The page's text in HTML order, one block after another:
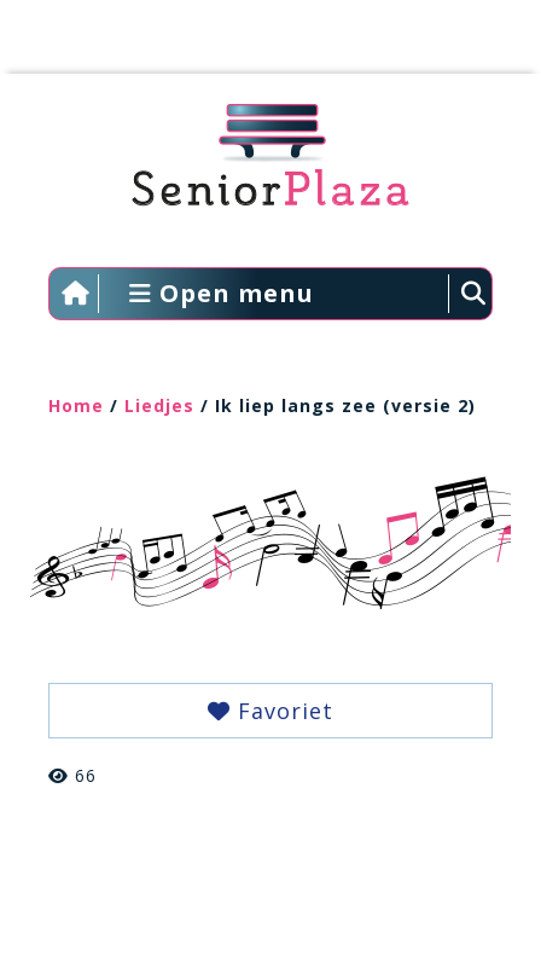
Open menu
Home / Liedjes / Ik liep langs zee (versie 2)
Favoriet
66